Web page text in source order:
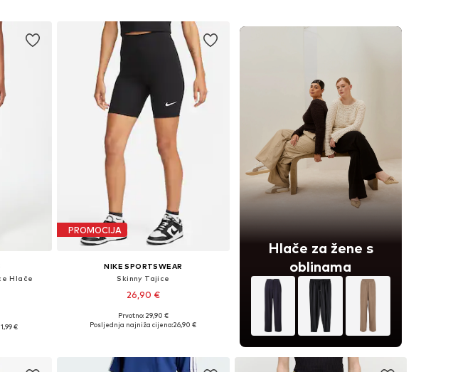
Hlače
42, 44
€
PROMOCIJA
NIKE SPORTSWEAR
Skinny Tajice
26,90 €
Dostupne veličine: XS, S, M, L, XL
Prvotno: 29,90 €
Posljednja najniža cijena:26,90 €
Hlače za žene s
oblinama